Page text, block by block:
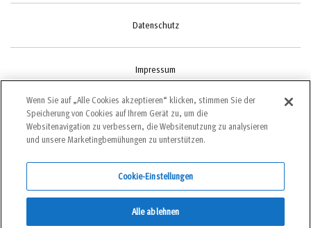
Datenschutz
Impressum
Cookie-Einstellungen
©2022 bergundsteigen
Wenn Sie auf „Alle Cookies akzeptieren“ klicken, stimmen Sie der
Speicherung von Cookies auf Ihrem Gerät zu, um die
Websitenavigation zu verbessern, die Websitenutzung zu analysieren
und unsere Marketingbemühungen zu unterstützen.
Cookie-Einstellungen
Alle ablehnen